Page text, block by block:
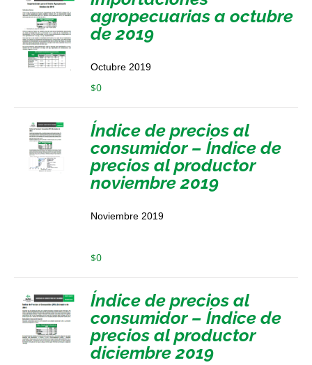
agropecuarias a octubre
de 2019
Octubre 2019
$0
Índice de precios al
consumidor – Índice de
precios al productor
noviembre 2019
Noviembre 2019
$0
Índice de precios al
consumidor – Índice de
precios al productor
diciembre 2019